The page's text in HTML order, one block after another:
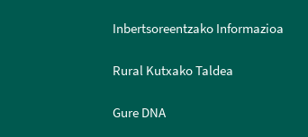
Inbertsoreentzako Informazioa
Rural Kutxako Taldea
Gure DNA